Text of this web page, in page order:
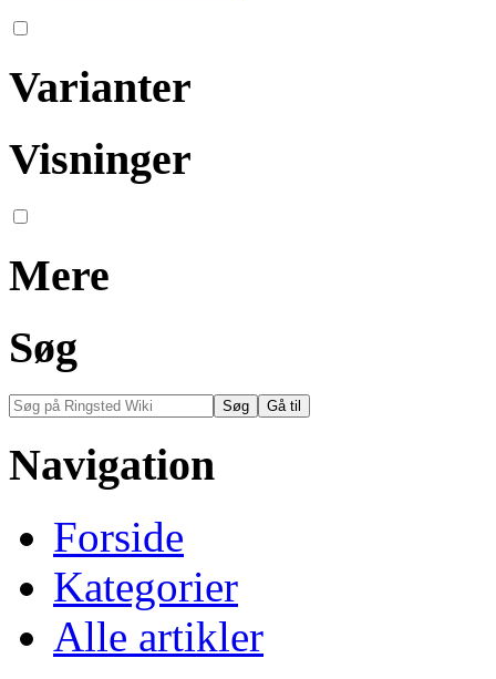
Varianter
Visninger
Mere
Søg
Navigation
Forside
Kategorier
Alle artikler